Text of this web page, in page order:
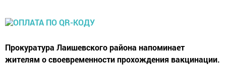
Прокуратура Лаишевского района напоминает
жителям о своевременности прохождения вакцинации.